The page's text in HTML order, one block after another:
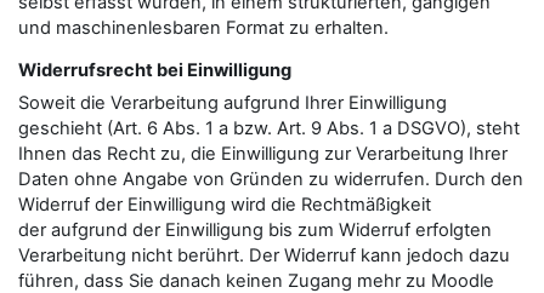
und maschinenlesbaren Format zu erhalten.
Widerrufsrecht bei Einwilligung
Soweit die Verarbeitung aufgrund Ihrer Einwilligung
geschieht (Art. 6 Abs. 1 a bzw. Art. 9 Abs. 1 a DSGVO), steht
Ihnen das Recht zu, die Einwilligung zur Verarbeitung Ihrer
Daten ohne Angabe von Gründen zu widerrufen. Durch den
Widerruf der Einwilligung wird die Rechtmäßigkeit
der aufgrund der Einwilligung bis zum Widerruf erfolgten
Verarbeitung nicht berührt. Der Widerruf kann jedoch dazu
führen, dass Sie danach keinen Zugang mehr zu Moodle